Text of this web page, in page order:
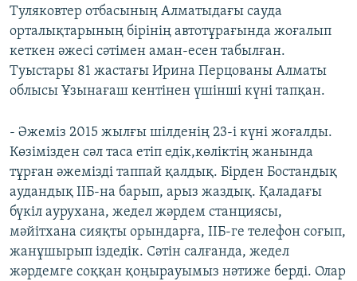
Туляковтер отбасының Алматыдағы сауда
орталықтарының бірінің автотұрағында жоғалып
кеткен әжесі сәтімен аман-есен табылған.
Туыстары 81 жастағы Ирина Перцованы Алматы
облысы Ұзынағаш кентінен үшінші күні тапқан.
- Әжеміз 2015 жылғы шілденің 23-і күні жоғалды.
Көзімізден сәл таса етіп едік,көліктің жанында
тұрған әжемізді таппай қалдық. Бірден Бостандық
аудандық ІІБ-на барып, арыз жаздық. Қаладағы
бүкіл аурухана, жедел жәрдем станциясы,
мәйітхана сияқты орындарға, ІІБ-ге телефон соғып,
жанұшырып іздедік. Сәтін салғанда, жедел
жәрдемге соққан қоңырауымыз нәтиже берді. Олар